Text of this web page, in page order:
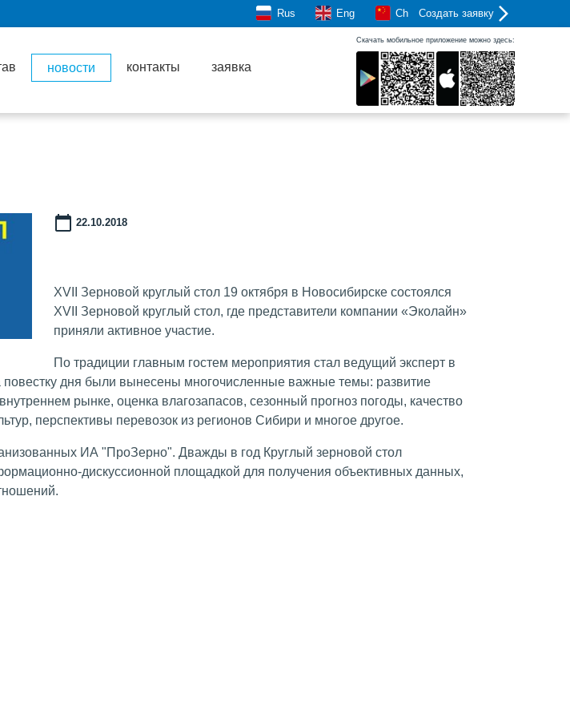
Rus Eng Ch Создать заявку
новости контакты заявка
Скачать мобильное приложение можно здесь:
22.10.2018
XVII Зерновой круглый стол 19 октября в Новосибирске состоялся
XVII Зерновой круглый стол, где представители компании «Эколайн»
приняли активное участие.
По традиции главным гостем мероприятия стал ведущий эксперт в
дня были вынесены многочисленные важные темы: развитие
рынке, оценка влагозапасов, сезонный прогноз погоды, качество
перспективы перевозок из регионов Сибири и многое другое.
ИА "ПроЗерно". Дважды в год Круглый зерновой стол
дискуссионной площадкой для получения объективных данных,